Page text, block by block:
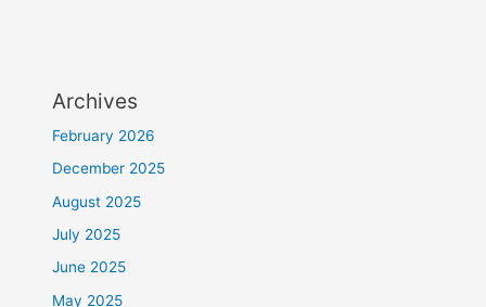
Archives
February 2026
December 2025
August 2025
July 2025
June 2025
May 2025